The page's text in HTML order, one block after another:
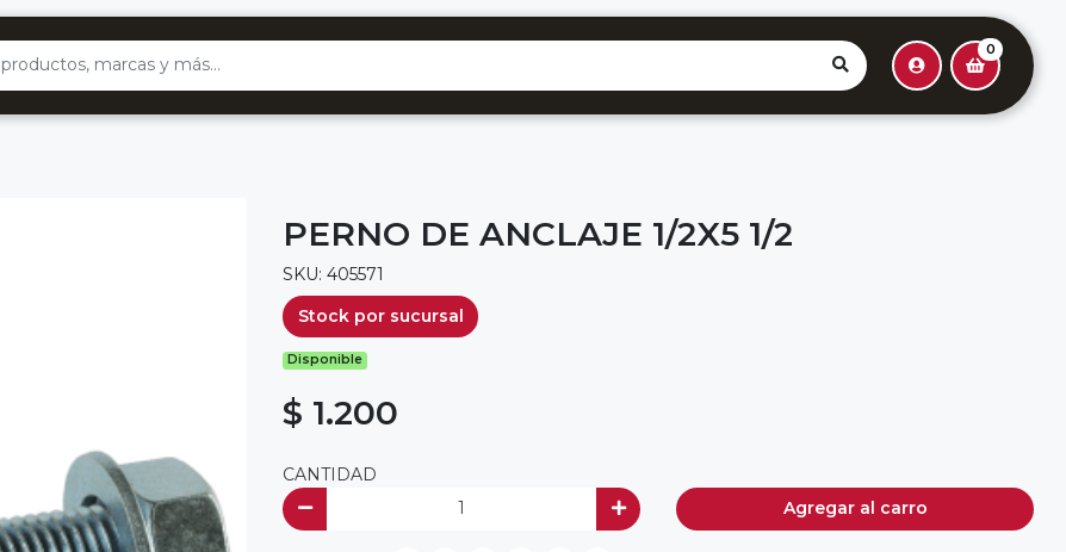
0
PERNO DE ANCLAJE 1/2X5 1/2
SKU: 405571
Stock por sucursal
Disponible
$ 1.200
CANTIDAD
Agregar al carro